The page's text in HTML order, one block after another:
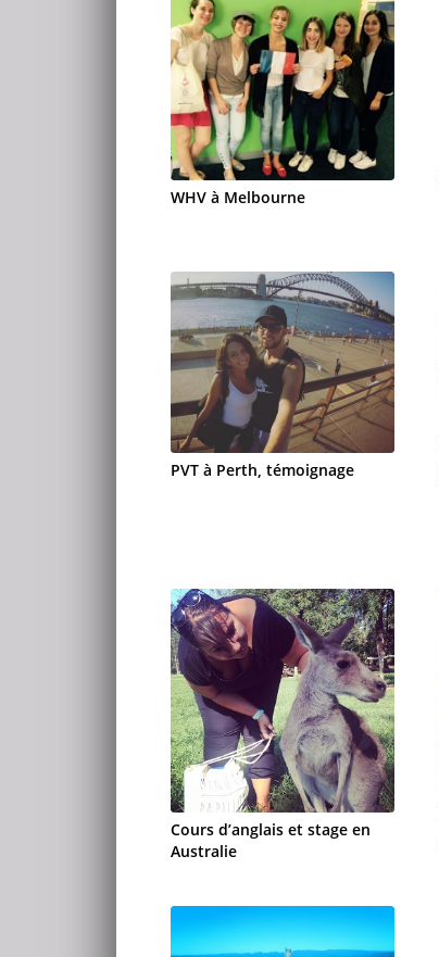
WHV à Melbourne
PVT à Perth, témoignage
Cours d’anglais et stage en
Australie